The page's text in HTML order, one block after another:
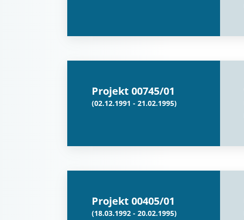
Projekt 00745/01
(02.12.1991 - 21.02.1995)
Projekt 00405/01
(18.03.1992 - 20.02.1995)